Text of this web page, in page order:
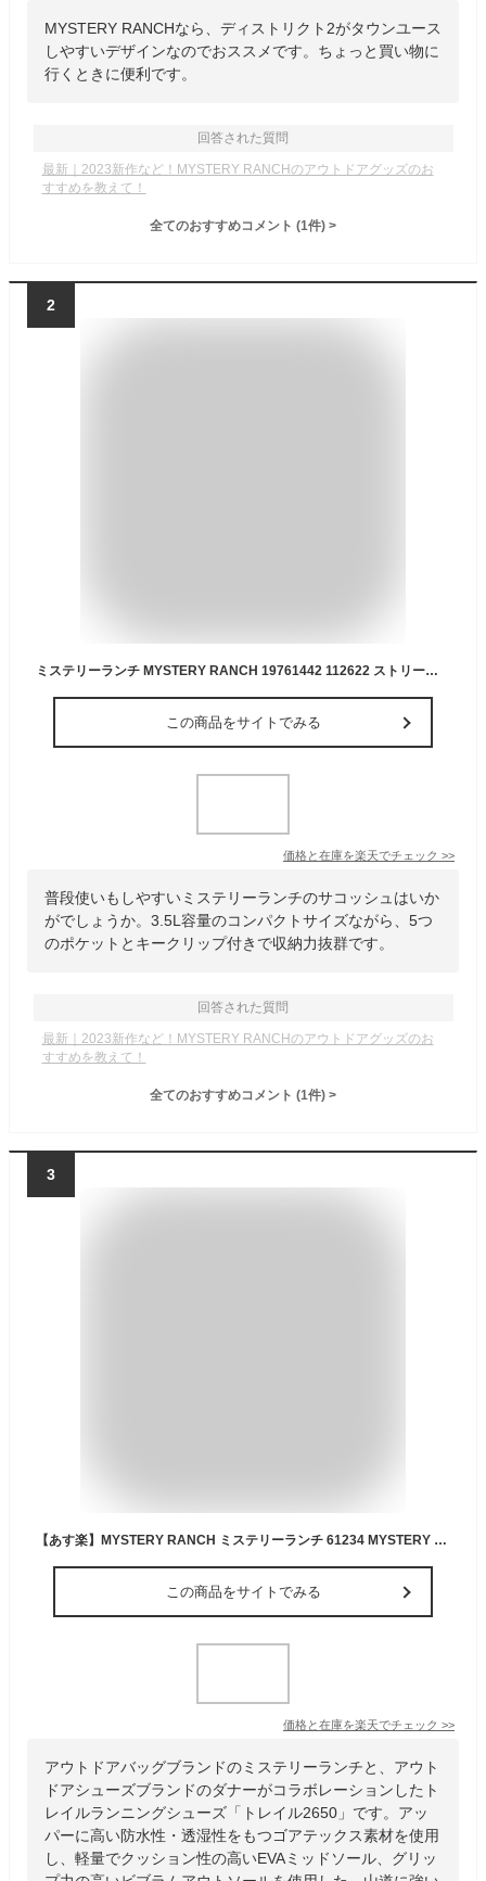
MYSTERY RANCHなら、ディストリクト2がタウンユース
しやすいデザインなのでおススメです。ちょっと買い物に
行くときに便利です。
回答された質問
最新｜2023新作など！MYSTERY RANCHのアウトドアグッズのお
すすめを教えて！
全てのおすすめコメント (1件) >
2
ミステリーランチ MYSTERY RANCH 19761442 112622 ストリートマーケット STREET MARKET 3.5L ショルダーバッグ ポーチ サコッシュ ポシェット ミリタリー アウトドア キャンプ メンズ レディース カモ 迷彩 小型 旅行 鞄 7カラー 国内正規 2023SS
この商品をサイトでみる
価格と在庫を楽天でチェック >>
普段使いもしやすいミステリーランチのサコッシュはいか
がでしょうか。3.5L容量のコンパクトサイズながら、5つ
のポケットとキークリップ付きで収納力抜群です。
回答された質問
最新｜2023新作など！MYSTERY RANCHのアウトドアグッズのお
すすめを教えて！
全てのおすすめコメント (1件) >
3
【あす楽】MYSTERY RANCH ミステリーランチ 61234 MYSTERY RANCH × Danner TRAIL 2650 （ミステリーランチ × ダナー トレイル）【正規取扱店】【クーポン対象外】【T】｜メンズ シューズ 靴 アウトドア キャンプ 登山 トレラン ブランド おしゃれ
この商品をサイトでみる
価格と在庫を楽天でチェック >>
アウトドアバッグブランドのミステリーランチと、アウト
ドアシューズブランドのダナーがコラボレーションしたト
レイルランニングシューズ「トレイル2650」です。アッ
パーに高い防水性・透湿性をもつゴアテックス素材を使用
し、軽量でクッション性の高いEVAミッドソール、グリッ